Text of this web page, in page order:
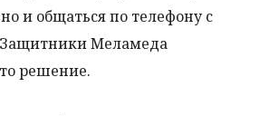
и общаться по телефону с
Меламеда
решение.